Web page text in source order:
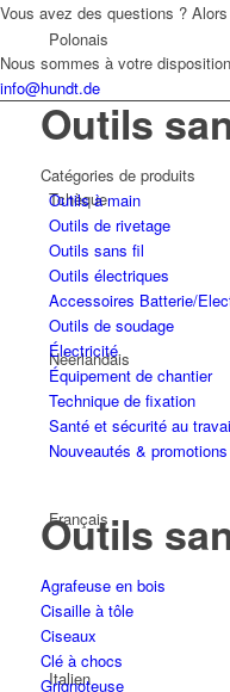
Polonais
Tchèque
Néerlandais
Français
Italien
Vous avez des questions ?
Nous sommes à votre
info@hundt.de
Outils
Catégories de produits
Outils à main
Outils de rivetage
Outils sans fil
Outils électriques
Accessoires Batterie/
Outils de soudage
Électricité
Équipement de chantier
Technique de fixation
Santé et sécurité au
Nouveautés & promotions
Outils
Agrafeuse en bois
Cisaille à tôle
Ciseaux
Clé à chocs
Grignoteuse